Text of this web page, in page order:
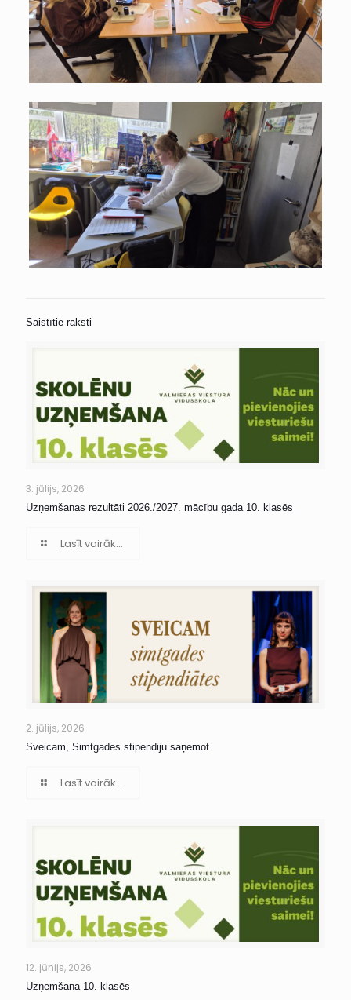
Saistītie raksti
3. jūlijs, 2026
Uzņemšanas rezultāti 2026./2027. mācību gada 10. klasēs
Lasīt vairāk...
2. jūlijs, 2026
Sveicam, Simtgades stipendiju saņemot
Lasīt vairāk...
12. jūnijs, 2026
Uzņemšana 10. klasēs